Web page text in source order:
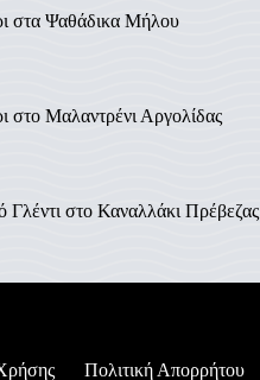
στα Ψαθάδικα Μήλου
στο Μαλαντρένι Αργολίδας
Γλέντι στο Καναλλάκι Πρέβεζας
Πολιτική Απορρήτου